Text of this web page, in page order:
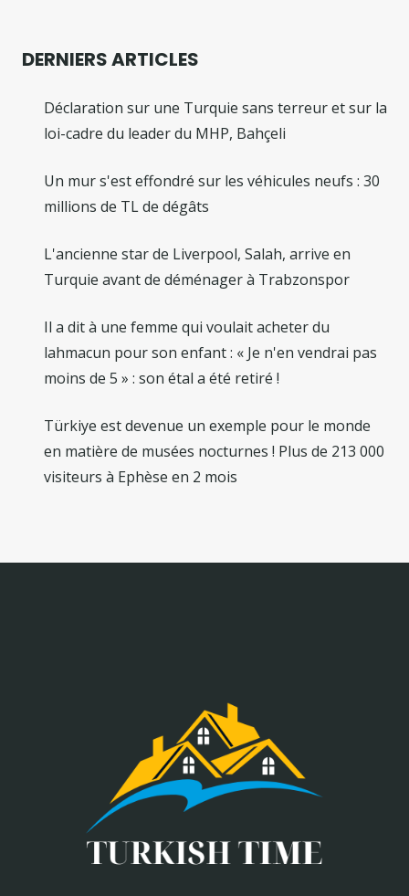
DERNIERS ARTICLES
Déclaration sur une Turquie sans terreur et sur la
loi-cadre du leader du MHP, Bahçeli
Un mur s'est effondré sur les véhicules neufs : 30
millions de TL de dégâts
L'ancienne star de Liverpool, Salah, arrive en
Turquie avant de déménager à Trabzonspor
Il a dit à une femme qui voulait acheter du
lahmacun pour son enfant : « Je n'en vendrai pas
moins de 5 » : son étal a été retiré !
Türkiye est devenue un exemple pour le monde
en matière de musées nocturnes ! Plus de 213 000
visiteurs à Ephèse en 2 mois